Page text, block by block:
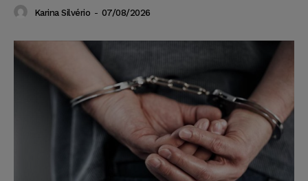
Karina Silvério - 07/08/2026